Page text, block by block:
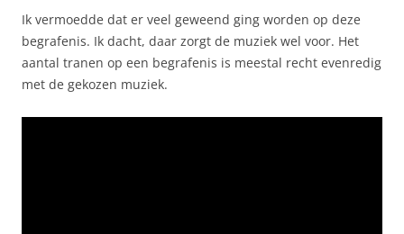
Ik vermoedde dat er veel geweend ging worden op deze
begrafenis. Ik dacht, daar zorgt de muziek wel voor. Het
aantal tranen op een begrafenis is meestal recht evenredig
met de gekozen muziek.